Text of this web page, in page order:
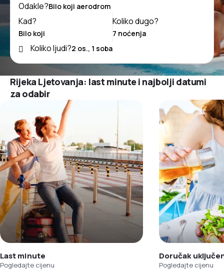
Odakle?
Kad?
Koliko dugo?
Koliko ljudi?
Rijeka Ljetovanja: last minute i najbolji datumi
za odabir
Last minute
Pogledajte cijenu
Doručak
Pogledajte cijenu